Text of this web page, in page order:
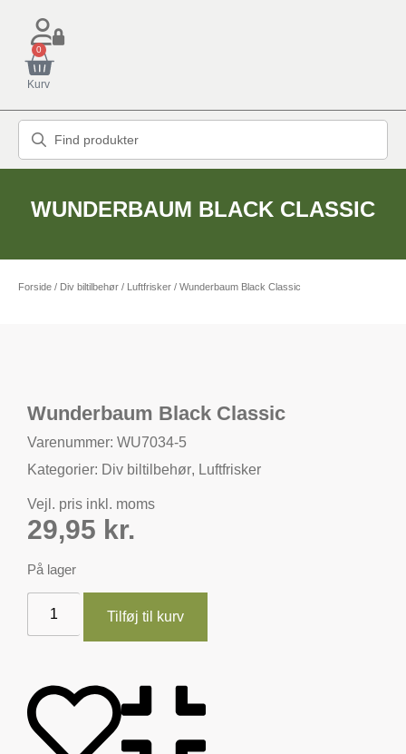
0
Kurv
WUNDERBAUM BLACK CLASSIC
Forside / Div biltilbehør / Luftfrisker / Wunderbaum Black Classic
Wunderbaum Black Classic
Varenummer: WU7034-5
Kategorier: Div biltilbehør, Luftfrisker
Vejl. pris inkl. moms
29,95 kr.
På lager
Tilføj til kurv